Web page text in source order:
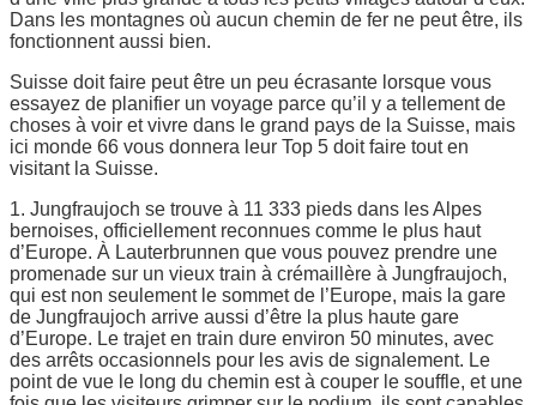
Dans les montagnes où aucun chemin de fer ne peut être, ils
fonctionnent aussi bien.
Suisse doit faire peut être un peu écrasante lorsque vous
essayez de planifier un voyage parce qu’il y a tellement de
choses à voir et vivre dans le grand pays de la Suisse, mais
ici monde 66 vous donnera leur Top 5 doit faire tout en
visitant la Suisse.
1. Jungfraujoch se trouve à 11 333 pieds dans les Alpes
bernoises, officiellement reconnues comme le plus haut
d’Europe. À Lauterbrunnen que vous pouvez prendre une
promenade sur un vieux train à crémaillère à Jungfraujoch,
qui est non seulement le sommet de l’Europe, mais la gare
de Jungfraujoch arrive aussi d’être la plus haute gare
d’Europe. Le trajet en train dure environ 50 minutes, avec
des arrêts occasionnels pour les avis de signalement. Le
point de vue le long du chemin est à couper le souffle, et une